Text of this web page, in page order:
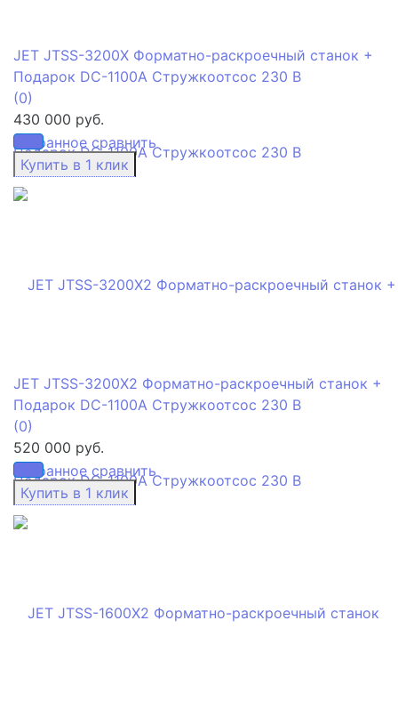
избранное сравнить
JET JTSS-3200X Форматно-раскроечный станок +
Подарок DC-1100A Стружкоотсос 230 В
(0)
430 000 руб.
избранное сравнить
JET JTSS-3200X2 Форматно-раскроечный станок +
Подарок DC-1100A Стружкоотсос 230 В
(0)
520 000 руб.